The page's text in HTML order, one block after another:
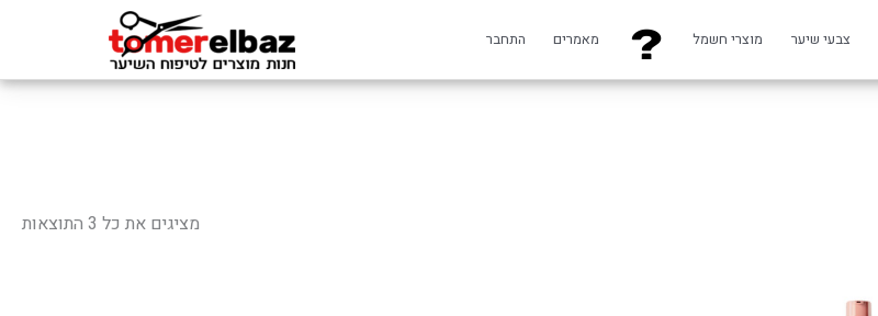
צבעי שיער מוצרי חשמל מאמרים התחבר
מציגים את כל ⁦3⁩ התוצאות